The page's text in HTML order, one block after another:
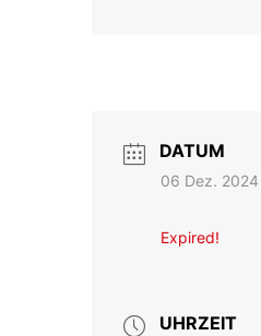
DATUM
06 Dez. 2024
Expired!
UHRZEIT